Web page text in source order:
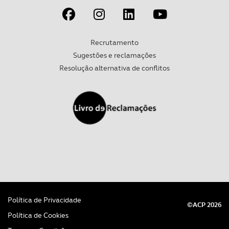
parceiros e organizações na UE e em países terceiros.
dados pessoais serão realizadas apenas com o seu
consentimento e quando tal se afigure estritamente
necessário no contexto dos serviços a prestar.
Realçamos que o bloqueio de certo tipo de Cookies e
tecnologias similares pode ter impacto na sua
experiência de navegação no Website e nos serviços
Recrutamento
Sugestões e reclamações
Resolução alternativa de conflitos
Política de Privacidade
Política de Cookies
©ACP 2026